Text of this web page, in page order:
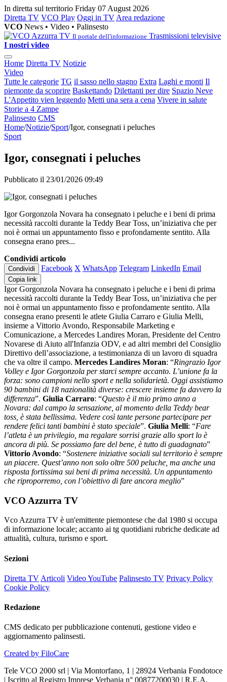
In diretta sul territorio Friday 07 August 2026
Diretta TV VCO Play Oggi in TV Area redazione
VCO News • Video • Palinsesto
Il portale dell'informazione Trasmissioni televisive
I nostri video
Home Diretta TV Notizie
Video
Tutte le categorie TG il sasso nello stagno Extra Laghi e monti Il
piemonte da scoprire Baskettando Dilettanti per dire Spazio Neve
L'Appetito vien leggendo Metti una sera a cena Vivere in salute
Storie a 4 Zampe
Palinsesto CMS
Home/Notizie/Sport/Igor, consegnati i peluches
Sport
Igor, consegnati i peluches
Pubblicato il 23/01/2026 09:49
Igor Gorgonzola Novara ha consegnato i peluche e i beni di prima
necessità raccolti durante la Teddy Bear Toss, un’iniziativa che per
noi è ormai un appuntamento fisso e profondamente sentito. Alla
consegna erano pres...
Condividi articolo
Condividi Facebook X WhatsApp Telegram LinkedIn Email
Copia link
Igor Gorgonzola Novara ha consegnato i peluche e i beni di prima
necessità raccolti durante la Teddy Bear Toss, un’iniziativa che per
noi è ormai un appuntamento fisso e profondamente sentito. Alla
consegna erano presenti le atlete Giulia Carraro e Giulia Melli,
insieme a Vittorio Avondo, Responsabile Marketing e
Comunicazione, a Mercedes Landires Moran, Presidente del Centro
Novarese di Aiuto all'Infanzia ODV, e ad altri membri del Consiglio
Direttivo dell’associazione, a testimonianza di un lavoro di squadra
che va oltre il campo. Mercedes Landires Moran: “Ringrazio Igor
Volley e Igor Gorgonzola per starci sempre accanto. L’unione fa la
forza: sono campioni nello sport e nella solidarietà. Oggi assistiamo
90 bambini di 18 nazionalità diverse: crescere insieme fa davvero la
differenza”. Giulia Carraro: “Questo è il mio primo anno a
Novara: dal campo la sensazione, al momento della Teddy bear
toss, è stata bellissima. Vedere così tante persone partecipare per
rendere felici tanti bambini è stato speciale”. Giulia Melli: “Fare
l’atleta è un privilegio, ma regalare sorrisi grazie allo sport lo è
ancora di più. Se possiamo fare del bene, è tutto di guadagnato”
Vittorio Avondo: “Sostenere iniziative sociali sul territorio è sempre
un piacere. Quest’anno non solo oltre 500 peluche, ma anche una
risposta fortissima sui beni di prima necessità. Un appuntamento
che riproporremo, con l’obiettivo di fare ancora meglio”
VCO Azzurra TV
Vco Azzurra TV è un'emittente piemontese che dal 1980 si occupa
di informazione locale; accanto ai tg quotidiani rubriche dedicate ad
attualità, cultura, turismo e sport.
Sezioni
Diretta TV Articoli Video YouTube Palinsesto TV Privacy Policy
Cookie Policy
Redazione
CMS dedicato per pubblicazione contenuti, gestione video e
aggiornamento palinsesti.
Created by FiloCare
Tele VCO 2000 srl | Via Montorfano, 1 | 28924 Verbania Fondotoce
| Iscritto al Registro Imprese Verbania n° 00877200030 | R.E.A.